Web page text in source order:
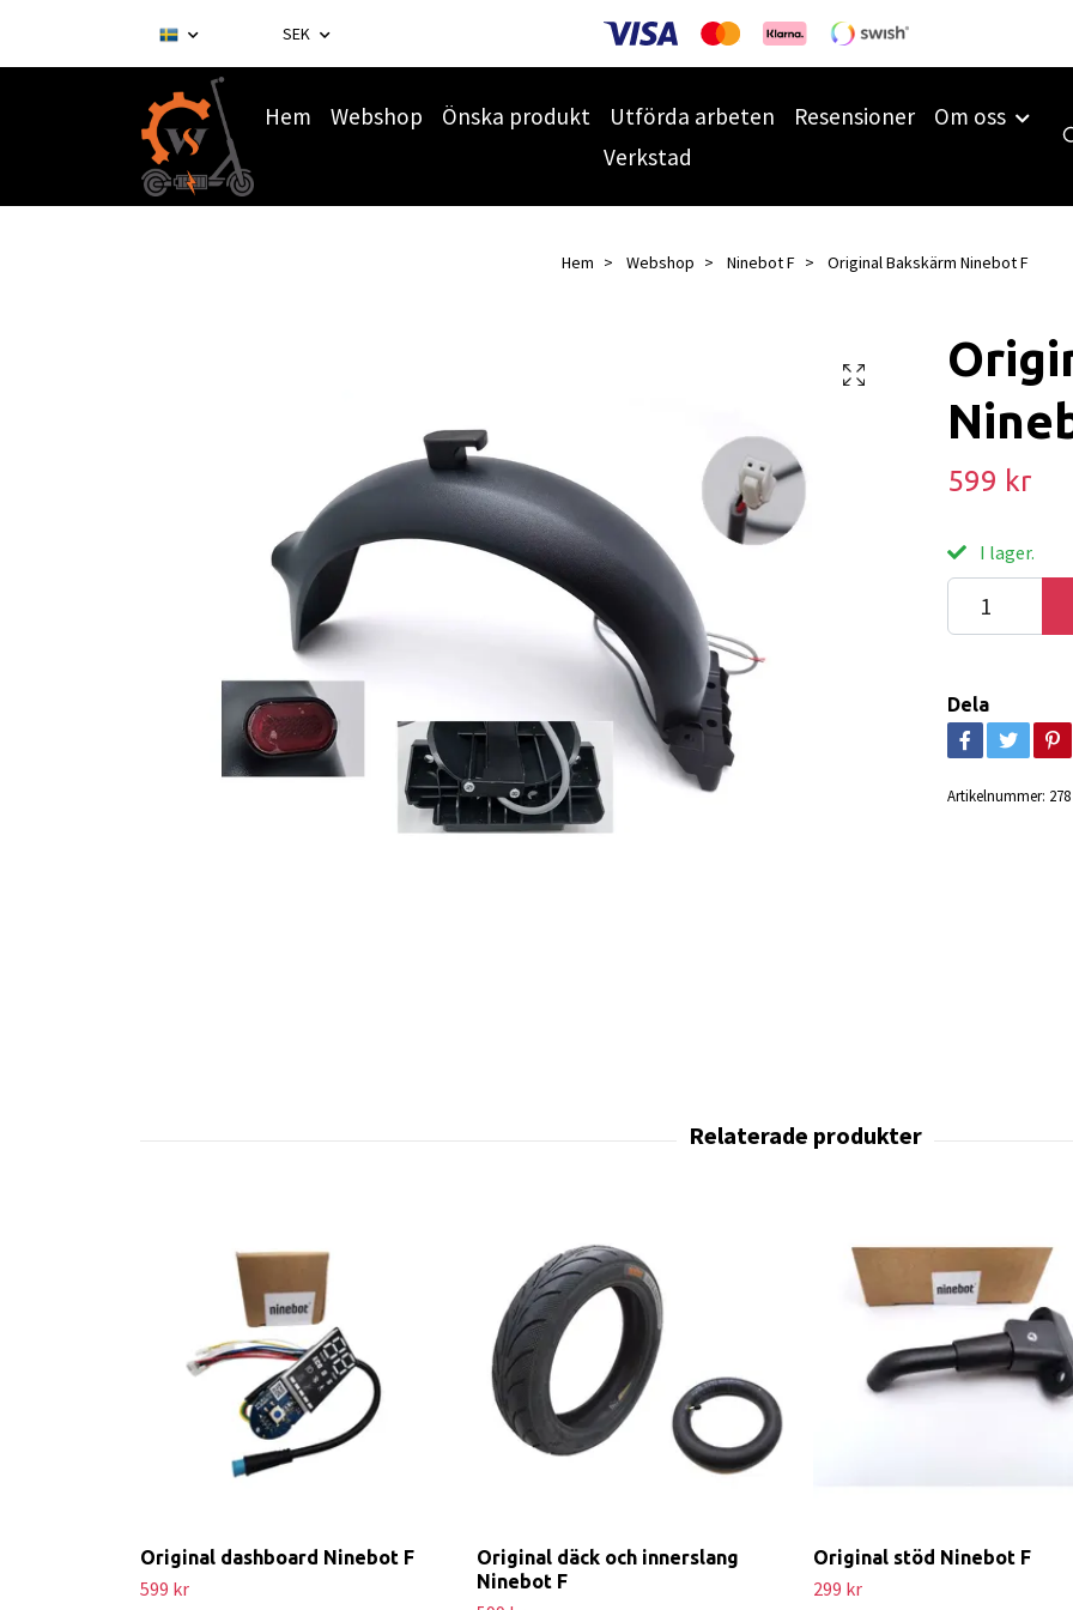
SEK
Hem Webshop Önska produkt Utförda arbeten Resensioner
Om oss
Verkstad
Hem Webshop Ninebot F Original Bakskärm Ninebot F
599 kr
I lager.
Dela
Artikelnummer: 278
Original dashboard Ninebot F
599 kr
Original däck och innerslang
Ninebot F
Original stöd Ninebot F
299 kr